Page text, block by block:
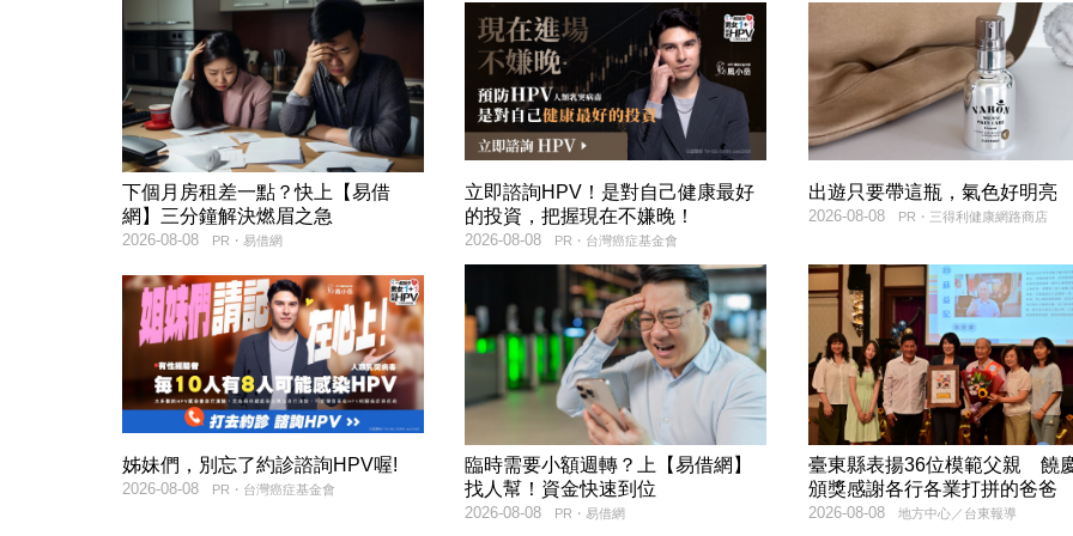
下個月房租差一點？快上【易借
網】三分鐘解決燃眉之急
PR・易借網
2026-08-08
立即諮詢HPV！是對自己健康最好
的投資，把握現在不嫌晚！
PR・台灣癌症基金會
2026-08-08
出遊只要帶這瓶，氣色好明亮
PR・三得利健康網路商店
2026-08-08
姊妹們，別忘了約診諮詢HPV喔!
PR・台灣癌症基金會
2026-08-08
臨時需要小額週轉？上【易借網】
找人幫！資金快速到位
PR・易借網
2026-08-08
臺東縣表揚36位模範父親 饒
頒獎感謝各行各業打拼的爸爸
地方中心／台東報導
2026-08-08